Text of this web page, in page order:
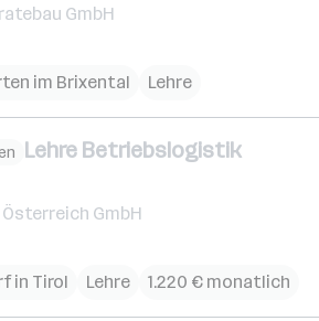
GmbH
im Brixental
Lehre
Lehre Betriebslogistik
GmbH
in Tirol
Lehre 1.220 € monatlich